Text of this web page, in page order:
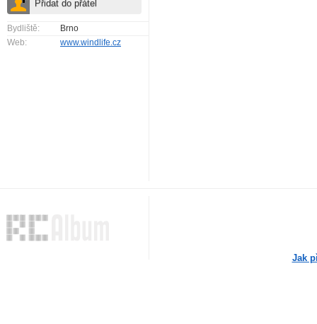
Bydliště:
Brno
Web:
www.windlife.cz
Jak